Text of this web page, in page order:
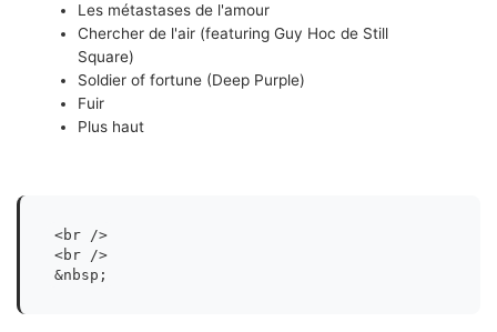
Les métastases de l'amour
Chercher de l'air (featuring Guy Hoc de Still
Square)
Soldier of fortune (Deep Purple)
Fuir
Plus haut
<br />
<br />
&nbsp;